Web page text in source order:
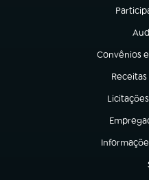
(abre
Convênios
(abre em
(abre
(abre em
(abre em
(abre em